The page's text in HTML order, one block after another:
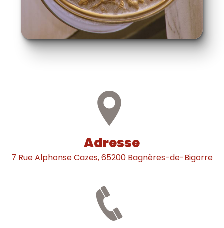
Adresse
7 Rue Alphonse Cazes, 65200 Bagnères-de-Bigorre